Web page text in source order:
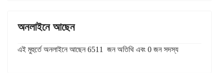
অনলাইনে আছেন
এই মুহুর্তে অনলাইনে আছেন 6511 জন অতিথি এবং 0 জন সদস্য